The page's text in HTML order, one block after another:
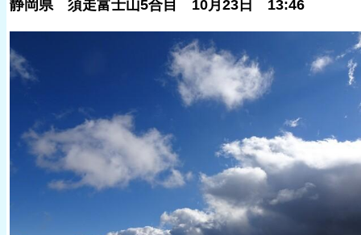
静岡県 須走富士山5合目 10月23日 13:46